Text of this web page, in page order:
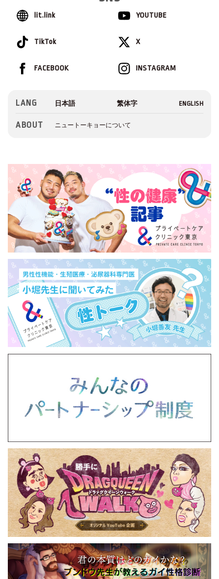
lit.link YOUTUBE
TikTok X
INSTAGRAM
FACEBOOK
LANG
ABOUT ニュートーキョーについて